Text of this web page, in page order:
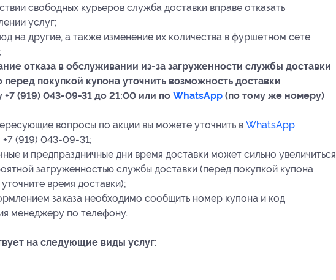
свободных курьеров служба доставки вправе отказать
услуг;
на другие, а также изменение их количества в фуршетном сете
отказа в обслуживании из-за загруженности службы доставки
покупкой купона уточнить возможность доставки
+7 (919) 043-09-31 до 21:00 или по WhatsApp (по тому же номеру)
вопросы по акции вы можете уточнить в WhatsApp
(919) 043-09-31;
и предпраздничные дни время доставки может сильно увеличиться
загруженностью службы доставки (перед покупкой купона
время доставки);
заказа необходимо сообщить номер купона и код
менеджеру по телефону.
на следующие виды услуг: